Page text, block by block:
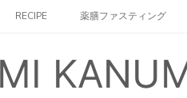
RECIPE 薬膳ファスティング